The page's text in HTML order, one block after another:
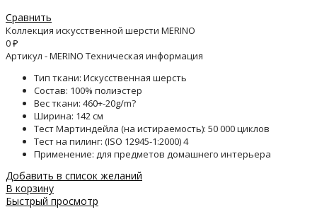
Сравнить
Коллекция искусственной шерсти MERINO
0₽
Артикул - MERINO Техническая информация
Тип ткани: Искусственная шерсть
Состав: 100% полиэстер
Вес ткани: 460+-20g/m?
Ширина: 142 см
Тест Мартиндейла (на истираемость): 50 000 циклов
Тест на пилинг: (ISO 12945-1:2000) 4
Применение: для предметов домашнего интерьера
Добавить в список желаний
В корзину
Быстрый просмотр